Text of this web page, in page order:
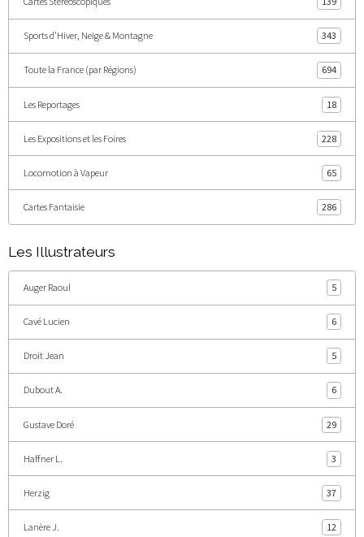
Sports d'Hiver, Neige & Montagne 343
Toute la France (par Régions) 694
Les Reportages 18
Les Expositions et les Foires 228
Locomotion à Vapeur 65
Cartes Fantaisie 286
Les Illustrateurs
Auger Raoul 5
Cavé Lucien 6
Droit Jean 5
Dubout A. 6
Gustave Doré 29
Haffner L. 3
Herzig 37
Lanère J. 12